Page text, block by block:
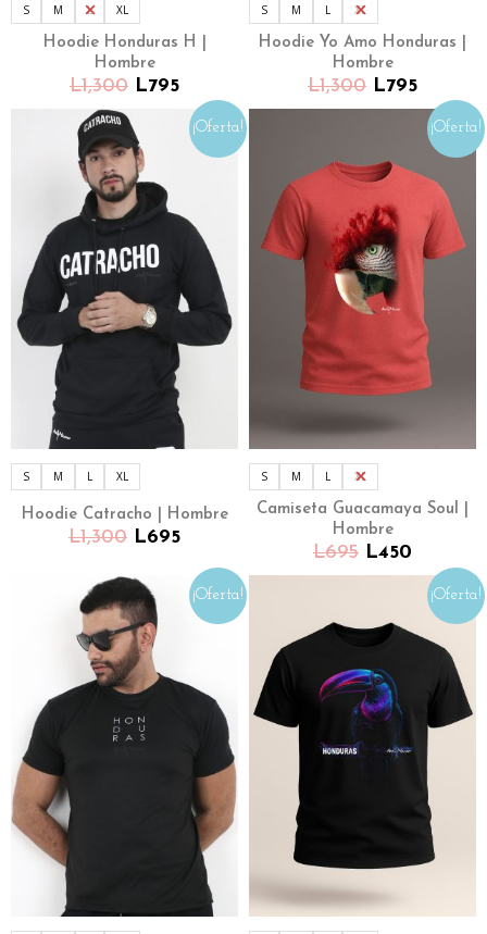
S M L XL
Hoodie Honduras H |
Hombre
L1,300 L795
S M L XL
Hoodie Yo Amo Honduras |
Hombre
L1,300 L795
¡Oferta!
S M L XL
Hoodie Catracho | Hombre
L1,300 L695
¡Oferta!
S M L XL
Camiseta Guacamaya Soul |
Hombre
L695 L450
¡Oferta! ¡Oferta!